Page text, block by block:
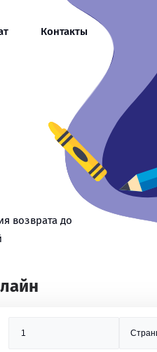
Контакты
возврата до